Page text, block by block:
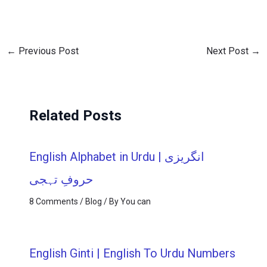
← Previous Post Next Post →
Related Posts
English Alphabet in Urdu | انگریزی
حروفِ تہجی
8 Comments / Blog / ByYou can
English Ginti | English To Urdu Numbers